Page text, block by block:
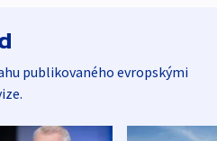
publikovaného evropskými